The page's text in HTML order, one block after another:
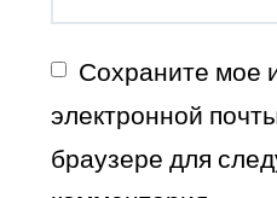
Сохраните мое
электронной
браузере для